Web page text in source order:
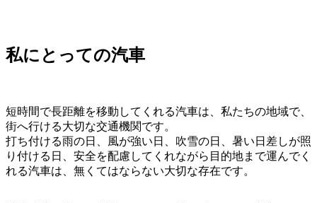
私にとっての汽車
短時間で長距離を移動してくれる汽車は、私たちの地域で、
街へ行ける大切な交通機関です。
打ち付ける雨の日、風が強い日、吹雪の日、暑い日差しが照
り付ける日、安全を配慮してくれながら目的地まで運んでく
れる汽車は、無くてはならない大切な存在です。